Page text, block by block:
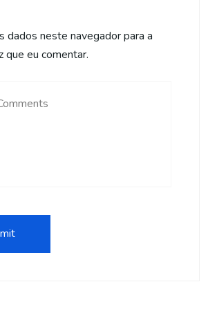
dados neste navegador para a
que eu comentar.